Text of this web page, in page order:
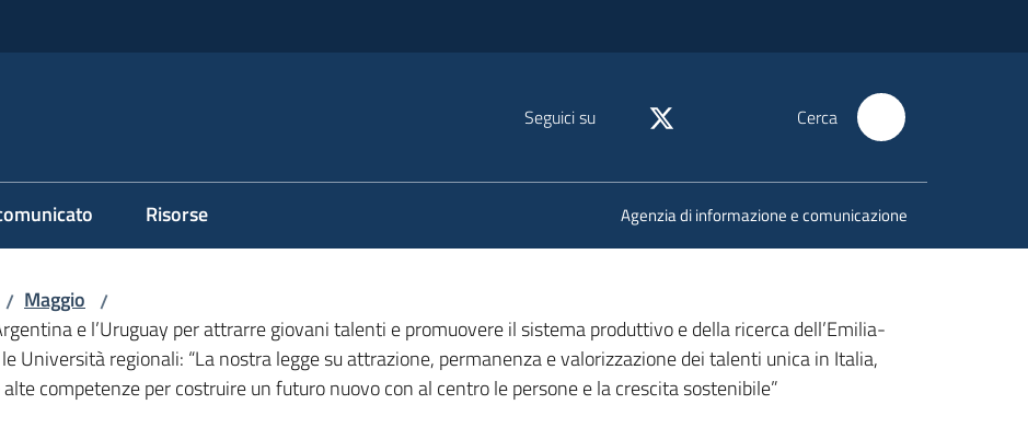
Seguici su Cerca
Risorse Agenzia di informazione e comunicazione
/ Maggio /
e l’Uruguay per attrarre giovani talenti e promuovere il sistema produttivo e della ricerca dell’Emilia-
Università regionali: “La nostra legge su attrazione, permanenza e valorizzazione dei talenti unica in Italia,
competenze per costruire un futuro nuovo con al centro le persone e la crescita sostenibile”